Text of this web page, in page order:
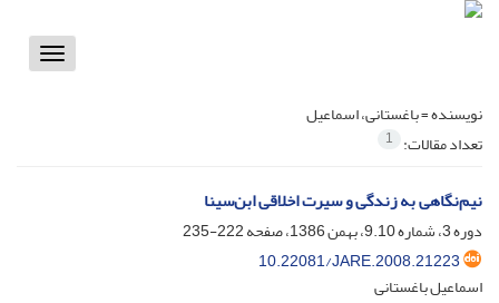
Toggle
نویسنده =باغستانی، اسماعیل
تعداد مقالات: 1
نیم‌نگاهی به زندگی و سیرت اخلاقی ابن‌سینا
دوره 3، شماره 9.10، بهمن 1386، صفحه
222-235
10.22081/JARE.2008.21223
اسماعیل باغستانی